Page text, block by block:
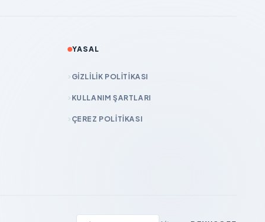
YASAL
GIZLILIK POLITIKASI
KULLANIM ŞARTLARI
ÇEREZ POLITIKASI